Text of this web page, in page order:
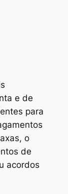
e de
para
o
de
acordos